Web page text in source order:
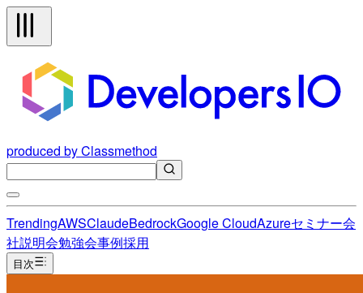
produced by Classmethod
TrendingAWSClaudeBedrockGoogle CloudAzureセミナー会
社説明会勉強会事例採用
目次